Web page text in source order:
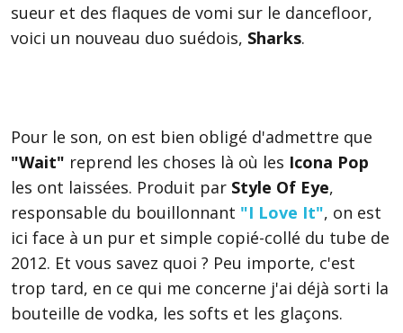
sueur et des flaques de vomi sur le dancefloor,
voici un nouveau duo suédois, Sharks.
Pour le son, on est bien obligé d'admettre que
"Wait" reprend les choses là où les Icona Pop
les ont laissées. Produit par Style Of Eye,
responsable du bouillonnant "I Love It", on est
ici face à un pur et simple copié-collé du tube de
2012. Et vous savez quoi ? Peu importe, c'est
trop tard, en ce qui me concerne j'ai déjà sorti la
bouteille de vodka, les softs et les glaçons.